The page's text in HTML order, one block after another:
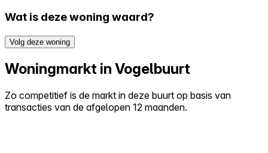
Wat is deze woning waard?
Volg deze woning
Woningmarkt in Vogelbuurt
Zo competitief is de markt in deze buurt op basis van
transacties van de afgelopen 12 maanden.